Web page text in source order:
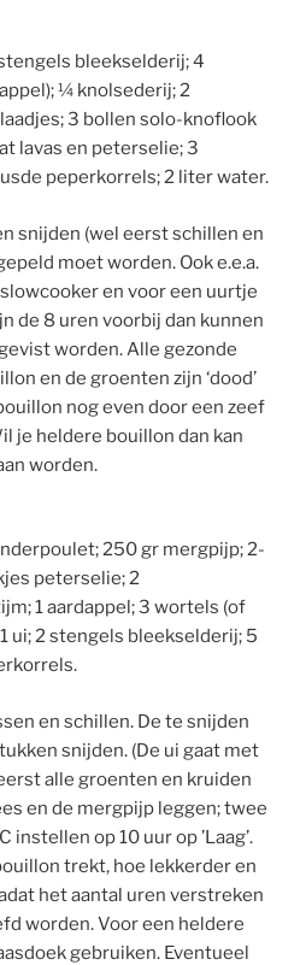
bleekselderij; 4
¼ knolsederij; 2
3 bollen solo-knoflook
lavas en peterselie; 3
peperkorrels; 2 liter water.
snijden (wel eerst schillen en
moet worden. Ook e.e.a.
en voor een uurtje
de 8 uren voorbij dan kunnen
worden. Alle gezonde
en de groenten zijn ‘dood’
nog even door een zeef
je heldere bouillon dan kan
worden.
250 gr mergpijp; 2-
peterselie; 2
1 aardappel; 3 wortels (of
ui; 2 stengels bleekselderij; 5
en schillen. De te snijden
snijden. (De ui gaat met
alle groenten en kruiden
en de mergpijp leggen; twee
op 10 uur op ’Laag’.
trekt, hoe lekkerder en
het aantal uren verstreken
worden. Voor een heldere
gebruiken. Eventueel